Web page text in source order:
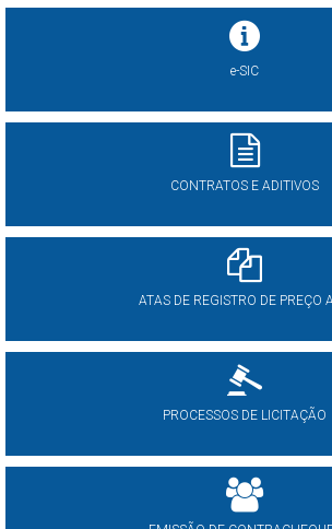
e-SIC
CONTRATOS E ADITIVOS
ATAS DE REGISTRO DE PREÇO
PROCESSOS DE LICITAÇÃO